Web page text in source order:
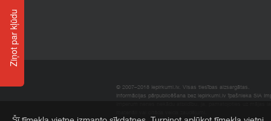
© 2007–2018 Iepirkumi.lv. Visas tiesības aizsargātas.
Informācijas pārpublicēšana bez iepirkumi.lv īpašnieka SIA
Ziņot par kļūdu